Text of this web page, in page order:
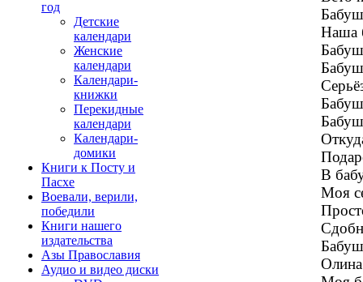
год
Детские
календари
Женские
календари
Календари-
книжки
Перекидные
календари
Календари-
домики
Книги к Посту и
Пасхе
Воевали, верили,
победили
Книги нашего
издательства
Азы Православия
Аудио и видео диски
Наша
В
Моя